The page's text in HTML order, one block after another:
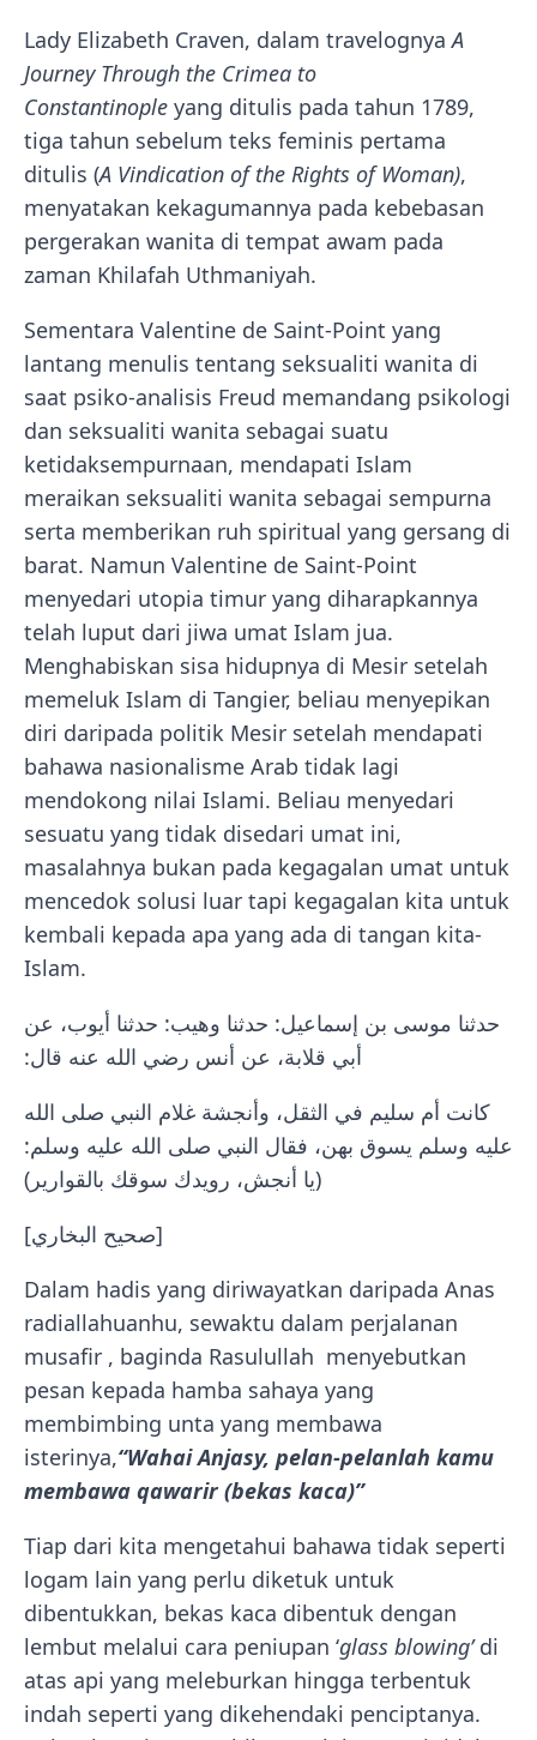
Lady Elizabeth Craven, dalam travelognyaA
Journey Through the Crimea to
Constantinople yang ditulis pada tahun 1789,
tiga tahun sebelum teks feminis pertama
ditulis (A Vindication of the Rights of Woman),
menyatakan kekagumannya pada kebebasan
pergerakan wanita di tempat awam pada
zaman Khilafah Uthmaniyah.
Sementara Valentine de Saint-Point yang
lantang menulis tentang seksualiti wanita di
saat psiko-analisis Freud memandang psikologi
dan seksualiti wanita sebagai suatu
ketidaksempurnaan, mendapati Islam
meraikan seksualiti wanita sebagai sempurna
serta memberikan ruh spiritual yang gersang di
barat. Namun Valentine de Saint-Point
menyedari utopia timur yang diharapkannya
telah luput dari jiwa umat Islam jua.
Menghabiskan sisa hidupnya di Mesir setelah
memeluk Islam di Tangier, beliau menyepikan
diri daripada politik Mesir setelah mendapati
bahawa nasionalisme Arab tidak lagi
mendokong nilai Islami. Beliau menyedari
sesuatu yang tidak disedari umat ini,
masalahnya bukan pada kegagalan umat untuk
mencedok solusi luar tapi kegagalan kita untuk
kembali kepada apa yang ada di tangan kita-
Islam.
حدثنا موسى بن إسماعيل: حدثنا وهيب: حدثنا أيوب، عن
أبي قلابة، عن أنس رضي الله عنه قال:
كانت أم سليم في الثقل، وأنجشة غلام النبي صلى الله
عليه وسلم يسوق بهن، فقال النبي صلى الله عليه وسلم:
(يا أنجش، رويدك سوقك بالقوارير)
[صحيح البخاري]
Dalam hadis yang diriwayatkan daripada Anas
radiallahuanhu, sewaktu dalam perjalanan
musafir , baginda Rasulullah menyebutkan
pesan kepada hamba sahaya yang
membimbing unta yang membawa
isterinya,“Wahai Anjasy, pelan-pelanlah kamu
membawa qawarir (bekas kaca)”
Tiap dari kita mengetahui bahawa tidak seperti
logam lain yang perlu diketuk untuk
dibentukkan, bekas kaca dibentuk dengan
lembut melalui cara peniupan ‘glass blowing’di
atas api yang meleburkan hingga terbentuk
indah seperti yang dikehendaki penciptanya.